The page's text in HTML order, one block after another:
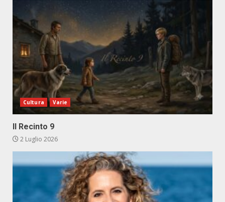
Cultura Varie
Il Recinto 9
2 Luglio 2026